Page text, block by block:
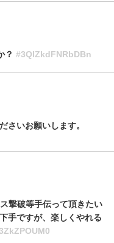
？ #3QlZkdFNRbDBn
さいお願いします。
撃破等手伝って頂きたい
手ですが、楽しくやれる